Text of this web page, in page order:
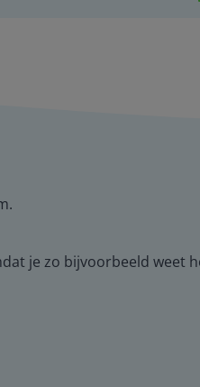
je zo bijvoorbeeld weet